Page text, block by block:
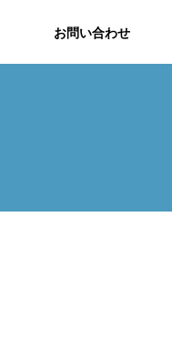
お問い合わせ